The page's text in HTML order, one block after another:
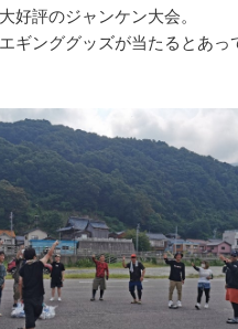
好評のジャンケン大会。
ギンググッズが当たるとあっ